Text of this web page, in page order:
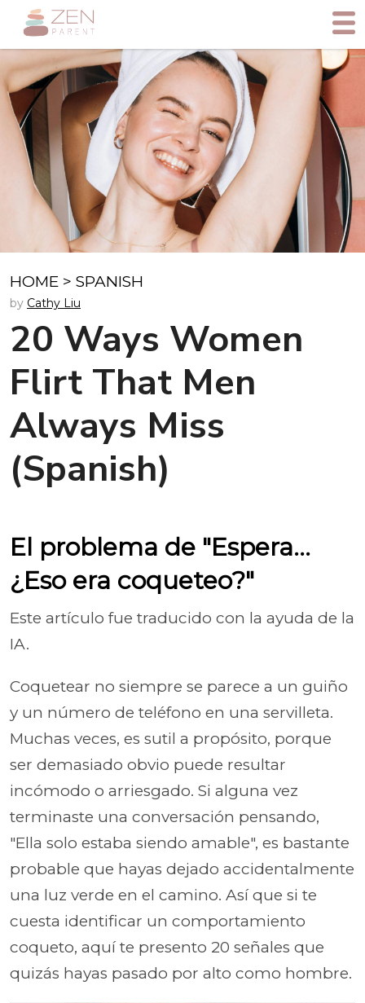
HOME > SPANISH
by Cathy Liu
20 Ways Women
Flirt That Men
Always Miss
(Spanish)
El problema de "Espera...
¿Eso era coqueteo?"
Este artículo fue traducido con la ayuda de la
IA.
Coquetear no siempre se parece a un guiño
y un número de teléfono en una servilleta.
Muchas veces, es sutil a propósito, porque
ser demasiado obvio puede resultar
incómodo o arriesgado. Si alguna vez
terminaste una conversación pensando,
"Ella solo estaba siendo amable", es bastante
probable que hayas dejado accidentalmente
una luz verde en el camino. Así que si te
cuesta identificar un comportamiento
coqueto, aquí te presento 20 señales que
quizás hayas pasado por alto como hombre.